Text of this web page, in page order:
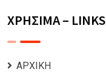
ΧΡΗΣΙΜΑ – LINKS
ΑΡΧΙΚΗ